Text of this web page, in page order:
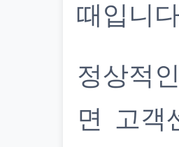
때입니
정상적
면 고객